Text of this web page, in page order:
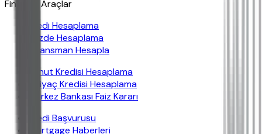
Finansal Araçlar
Kredi Hesaplama
Yüzde Hesaplama
Finansman Hesapla
Konut Kredisi Hesaplama
İhtiyaç Kredisi Hesaplama
Merkez Bankası Faiz Kararı
Kredi Başvurusu
Mortgage Haberleri